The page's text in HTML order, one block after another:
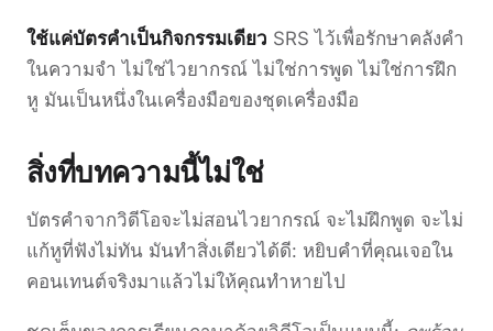
ใช้แค่บัตรคำเป็นกิจกรรมเดียว SRS ไว้เพื่อรักษาคลังคำ
ในความจำ ไม่ใช่ไวยากรณ์ ไม่ใช่การพูด ไม่ใช่การฝึก
หู มันเป็นหนึ่งในเครื่องมือของชุดเครื่องมือ
สิ่งที่บทความนี้ไม่ใช่
บัตรคำจากวิดีโอจะไม่สอนไวยากรณ์ จะไม่ฝึกพูด จะไม่
แก้หูที่ฟังไม่ทัน มันทำสิ่งเดียวได้ดี: หยิบคำที่คุณเจอใน
คอนเทนต์จริงมาแล้วไม่ให้คุณทำหายไป